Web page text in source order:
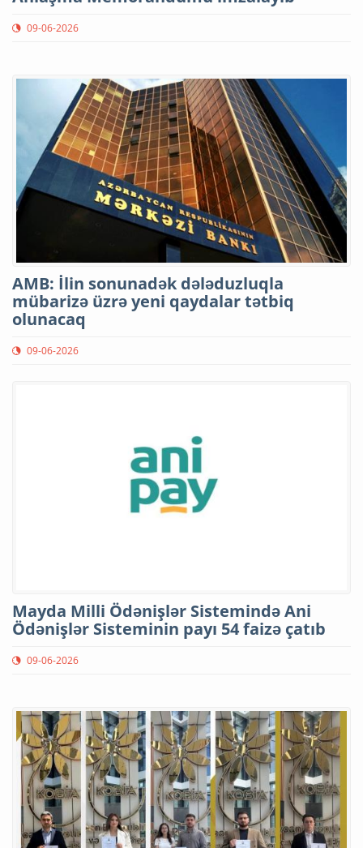
09-06-2026
AMB: İlin sonunadək dələduzluqla
mübarizə üzrə yeni qaydalar tətbiq
olunacaq
09-06-2026
Mayda Milli Ödənişlər Sistemində Ani
Ödənişlər Sisteminin payı 54 faizə çatıb
09-06-2026